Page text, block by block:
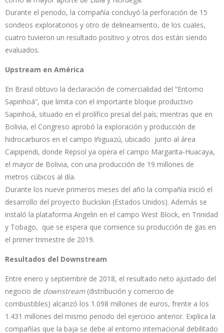
Durante el periodo, la compañía concluyó la perforación de 15
sondeos exploratorios y otro de delineamiento, de los cuales,
cuatro tuvieron un resultado positivo y otros dos están siendo
evaluados.
Upstream en América
En Brasil obtuvo la declaración de comercialidad del “Entorno
Sapinhoá”, que limita con el importante bloque productivo
Sapinhoá, situado en el prolífico presal del país; mientras que en
Bolivia, el Congreso aprobó la exploración y producción de
hidrocarburos en el campo Iñiguazú, ubicado junto al área
Caipipendi, donde Repsol ya opera el campo Margarita-Huacaya,
el mayor de Bolivia, con una producción de 19 millones de
metros cúbicos al día.
Durante los nueve primeros meses del año la compañía inició el
desarrollo del proyecto Buckskin (Estados Unidos). Además se
instaló la plataforma Angelin en el campo West Block, en Trinidad
y Tobago, que se espera que comience su producción de gas en
el primer trimestre de 2019.
Resultados del Downstream
Entre enero y septiembre de 2018, el resultado neto ajustado del
negocio de downstream (distribución y comercio de
combustibles) alcanzó los 1.098 millones de euros, frente a los
1.431 millones del mismo periodo del ejercicio anterior. Explica la
compañías que la baja se debe al entorno internacional debilitado